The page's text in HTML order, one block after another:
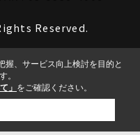
Reserved.
握、サービス向上検討を目的と
。
」 をご確認ください。